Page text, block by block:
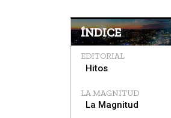
ÍNDICE
EDITORIAL
Hitos
LA MAGNITUD
La Magnitud